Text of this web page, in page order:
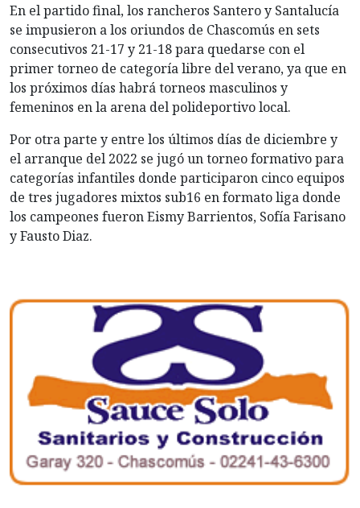
En el partido final, los rancheros Santero y Santalucía
se impusieron a los oriundos de Chascomús en sets
consecutivos 21-17 y 21-18 para quedarse con el
primer torneo de categoría libre del verano, ya que en
los próximos días habrá torneos masculinos y
femeninos en la arena del polideportivo local.
Por otra parte y entre los últimos días de diciembre y
el arranque del 2022 se jugó un torneo formativo para
categorías infantiles donde participaron cinco equipos
de tres jugadores mixtos sub16 en formato liga donde
los campeones fueron Eismy Barrientos, Sofía Farisano
y Fausto Diaz.